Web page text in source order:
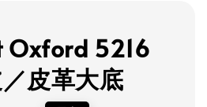
Oxford 5216
皮革大底